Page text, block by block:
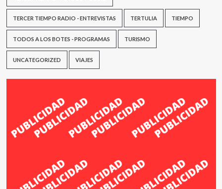
TERCER TIEMPO RADIO - ENTREVISTAS TERTULIA TIEMPO
TODOS A LOS BOTES - PROGRAMAS TURISMO
UNCATEGORIZED VIAJES